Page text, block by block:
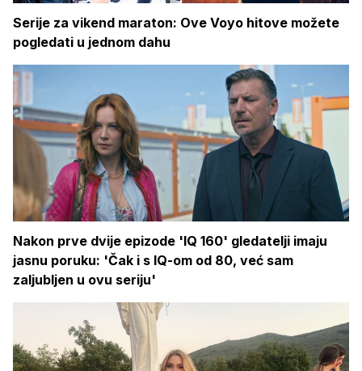
Serije za vikend maraton: Ove Voyo hitove možete
pogledati u jednom dahu
Nakon prve dvije epizode 'IQ 160' gledatelji imaju
jasnu poruku: 'Čak i s IQ-om od 80, već sam
zaljubljen u ovu seriju'